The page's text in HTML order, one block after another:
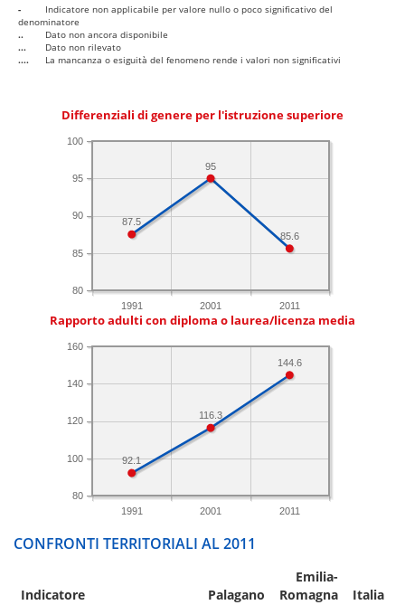
-
Indicatore non applicabile per valore nullo o poco significativo del
denominatore
..
Dato non ancora disponibile
...
Dato non rilevato
....
La mancanza o esiguità del fenomeno rende i valori non significativi
Differenziali di genere per l'istruzione superiore
1991 2001 2011
80
85
90
95
100
85.6
95
87.5
Rapporto adulti con diploma o laurea/licenza media
1991 2001 2011
80
100
120
140
160
144.6
116.3
92.1
CONFRONTI TERRITORIALI AL 2011
Indicatore Palagano
Emilia-
Romagna
Italia